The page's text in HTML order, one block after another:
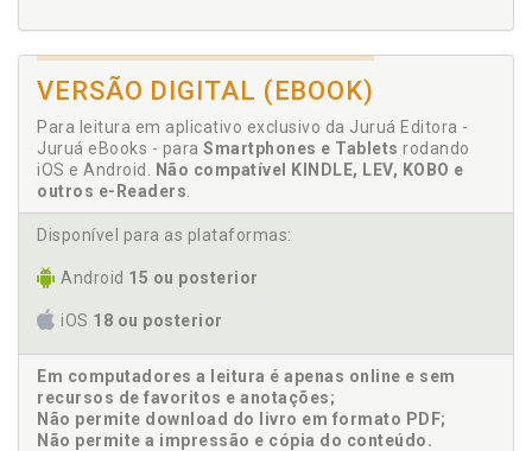
VERSÃO DIGITAL (EBOOK)
Para leitura em aplicativo exclusivo da Juruá Editora -
Juruá eBooks - para Smartphones e Tablets rodando
iOS e Android.
Não compatível KINDLE, LEV, KOBO e
outros e-Readers
Disponível para as plataformas:
Android 15 ou posterior
iOS 18 ou posterior
Em computadores a leitura é apenas online e sem
recursos de favoritos e anotações;
Não permite download do livro em formato PDF;
Não permite a impressão e cópia do conteúdo.